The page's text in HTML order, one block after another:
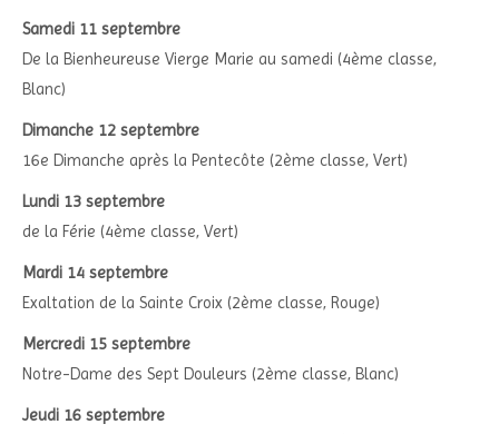
Samedi 11 septembre
De la Bienheureuse Vierge Marie au samedi (4ème classe,
Blanc)
Dimanche 12 septembre
16e Dimanche après la Pentecôte (2ème classe, Vert)
Lundi 13 septembre
de la Férie (4ème classe, Vert)
Mardi 14 septembre
Exaltation de la Sainte Croix (2ème classe, Rouge)
Mercredi 15 septembre
Notre-Dame des Sept Douleurs (2ème classe, Blanc)
Jeudi 16 septembre